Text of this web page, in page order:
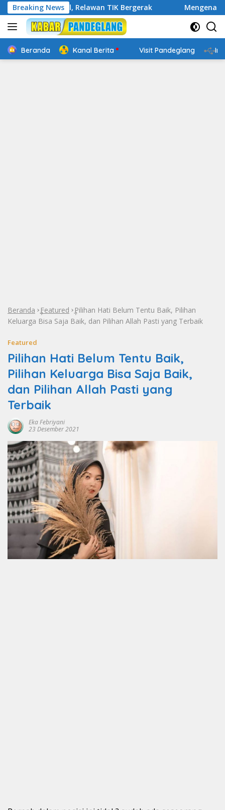
Langsung
ke
konten
Breaking News
Digital, Relawan TIK Bergerak Mengenal Website
Beranda Kanal Berita Visit Pandeglang
Beranda »Featured »Pilihan Hati Belum Tentu Baik, Pilihan
Keluarga Bisa Saja Baik, dan Pilihan Allah Pasti yang Terbaik
Featured
Pilihan Hati Belum Tentu Baik,
Pilihan Keluarga Bisa Saja Baik,
dan Pilihan Allah Pasti yang
Terbaik
Eka Febriyani
23 Desember 2021